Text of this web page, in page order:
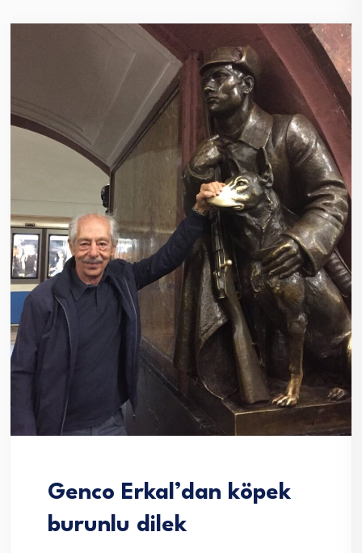
Genco Erkal’dan köpek
burunlu dilek